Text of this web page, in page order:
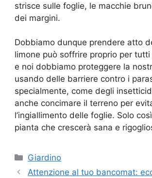
strisce sulle foglie, le macchie
dei margini.
Dobbiamo dunque prendere atto
limone può soffrire proprio per
e noi dobbiamo proteggere la
usando delle barriere contro i
specialmente, come degli
anche concimare il terreno per
l’ingiallimento delle foglie. Solo
pianta che crescerà sana e
Categorie
Giardino
Attenzione al tuo bancomat: